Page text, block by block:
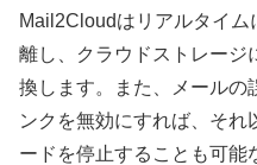
Mail2Cloudはリアルタイ
離し、クラウドストレージ
換します。また、メールの
ンクを無効にすれば、それ
ードを停止することも可能